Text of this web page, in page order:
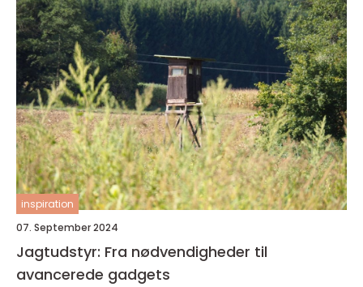
inspiration
07. September 2024
Jagtudstyr: Fra nødvendigheder til
avancerede gadgets